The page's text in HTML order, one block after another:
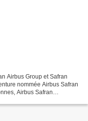
Airbus Group et Safran
nommée Airbus Safran
Airbus Safran